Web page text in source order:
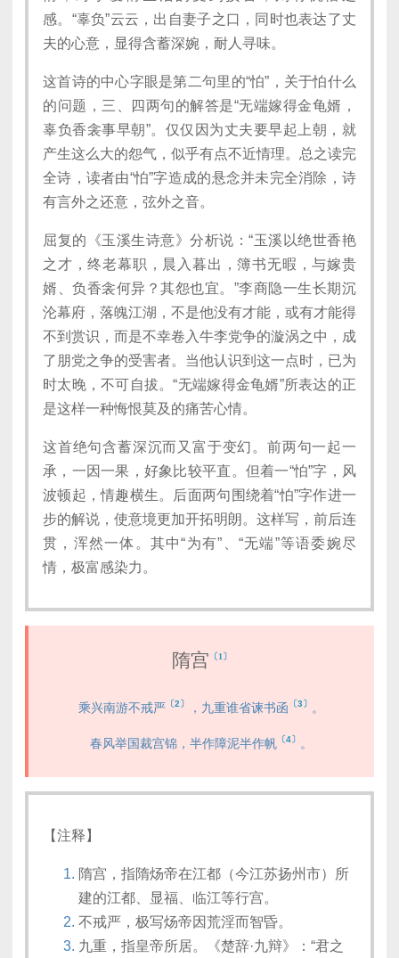
感。“辜负”云云，出自妻子之口，同时也表达了丈
夫的心意，显得含蓄深婉，耐人寻味。
这首诗的中心字眼是第二句里的“怕”，关于怕什么
的问题，三、四两句的解答是“无端嫁得金龟婿，
辜负香衾事早朝”。仅仅因为丈夫要早起上朝，就
产生这么大的怨气，似乎有点不近情理。总之读完
全诗，读者由“怕”字造成的悬念并未完全消除，诗
有言外之还意，弦外之音。
屈复的《玉溪生诗意》分析说：“玉溪以绝世香艳
之才，终老幕职，晨入暮出，簿书无暇，与嫁贵
婿、负香衾何异？其怨也宜。”李商隐一生长期沉
沦幕府，落魄江湖，不是他没有才能，或有才能得
不到赏识，而是不幸卷入牛李党争的漩涡之中，成
了朋党之争的受害者。当他认识到这一点时，已为
时太晚，不可自拔。“无端嫁得金龟婿”所表达的正
是这样一种悔恨莫及的痛苦心情。
这首绝句含蓄深沉而又富于变幻。前两句一起一
承，一因一果，好象比较平直。但着一“怕”字，风
波顿起，情趣横生。后面两句围绕着“怕”字作进一
步的解说，使意境更加开拓明朗。这样写，前后连
贯，浑然一体。其中“为有”、“无端”等语委婉尽
情，极富感染力。
隋宫 〔1〕
乘兴南游不戒严 〔2〕 ，九重谁省谏书函 〔3〕 。
春风举国裁宫锦，半作障泥半作帆 〔4〕 。
【注释】
隋宫，指隋炀帝在江都（今江苏扬州市）所
建的江都、显福、临江等行宫。
不戒严，极写炀帝因荒淫而智昏。
九重，指皇帝所居。《楚辞·九辩》：“君之